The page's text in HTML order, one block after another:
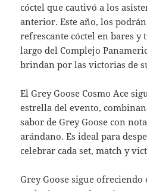
cóctel que cautivó a los
anterior. Este año, los
refrescante cóctel en bares y
largo del Complejo
brindan por las victorias de
El Grey Goose Cosmo Ace
estrella del evento,
sabor de Grey Goose con
arándano. Es ideal para
celebrar cada set, match y
Grey Goose sigue ofreciendo